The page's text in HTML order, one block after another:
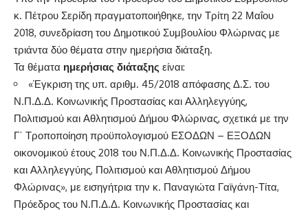
κ. Πέτρου Σερίδη πραγματοποιήθηκε, την Τρίτη 22 Μαΐου
2018, συνεδρίαση του Δημοτικού Συμβουλίου Φλώρινας με
τριάντα δύο θέματα στην ημερήσια διάταξη.
Τα θέματα ημερήσιας διάταξης είναι:
«Έγκριση της υπ. αριθμ. 45/2018 απόφασης Δ.Σ. του
Ν.Π.Δ.Δ. Κοινωνικής Προστασίας και Αλληλεγγύης,
Πολιτισμού και Αθλητισμού Δήμου Φλώρινας, σχετικά με την
Γ΄ Τροποποίηση προϋπολογισμού ΕΣΟΔΩΝ – ΕΞΟΔΩΝ
οικονομικού έτους 2018 του Ν.Π.Δ.Δ. Κοινωνικής Προστασίας
και Αλληλεγγύης, Πολιτισμού και Αθλητισμού Δήμου
Φλώρινας», με εισηγήτρια την κ. Παναγιώτα Γαϊγάνη-Τίτα,
Πρόεδρος του Ν.Π.Δ.Δ. Κοινωνικής Προστασίας και